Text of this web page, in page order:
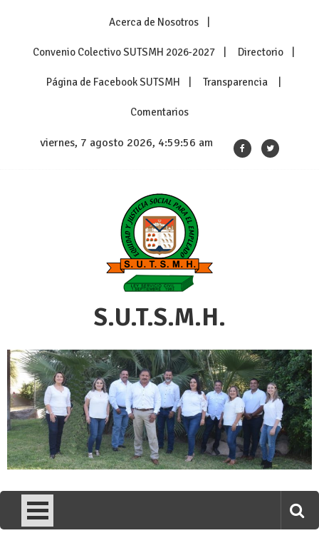
Acerca de Nosotros
Convenio Colectivo SUTSMH 2026-2027 Directorio
Página de Facebook SUTSMH Transparencia
Comentarios
viernes, 7 agosto 2026, 4:59:56 am
S.U.T.S.M.H.